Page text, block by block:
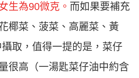
生為90微克。 而如果要補充
椰菜、菠菜、高麗菜、黃
取，值得一提的是，菜仔
很高（一湯匙菜仔油中約含